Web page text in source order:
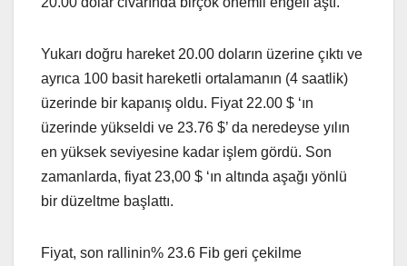
Yukarı doğru hareket 20.00 doların üzerine çıktı ve
ayrıca 100 basit hareketli ortalamanın (4 saatlik)
üzerinde bir kapanış oldu. Fiyat 22.00 $ ‘ın
üzerinde yükseldi ve 23.76 $’ da neredeyse yılın
en yüksek seviyesine kadar işlem gördü. Son
zamanlarda, fiyat 23,00 $ ‘ın altında aşağı yönlü
bir düzeltme başlattı.
Fiyat, son rallinin% 23.6 Fib geri çekilme